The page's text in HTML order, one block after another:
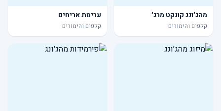
מהג׳ונג קונקט מרג׳
קלפים והימורים
ערימת אריחים
קלפים והימורים